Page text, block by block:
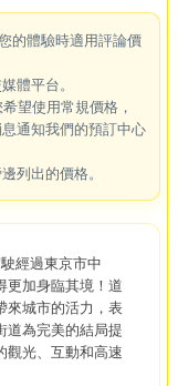
的體驗時適用評論價
體平台。
望使用常規價格，
通知我們的預訂中心
列出的價格。
經過東京市中
更加身臨其境！道
來城市的活力，表
道為完美的結局提
觀光、互動和高速